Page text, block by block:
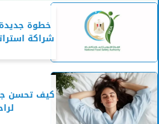
خطوة
شراكة
كيف تحسن